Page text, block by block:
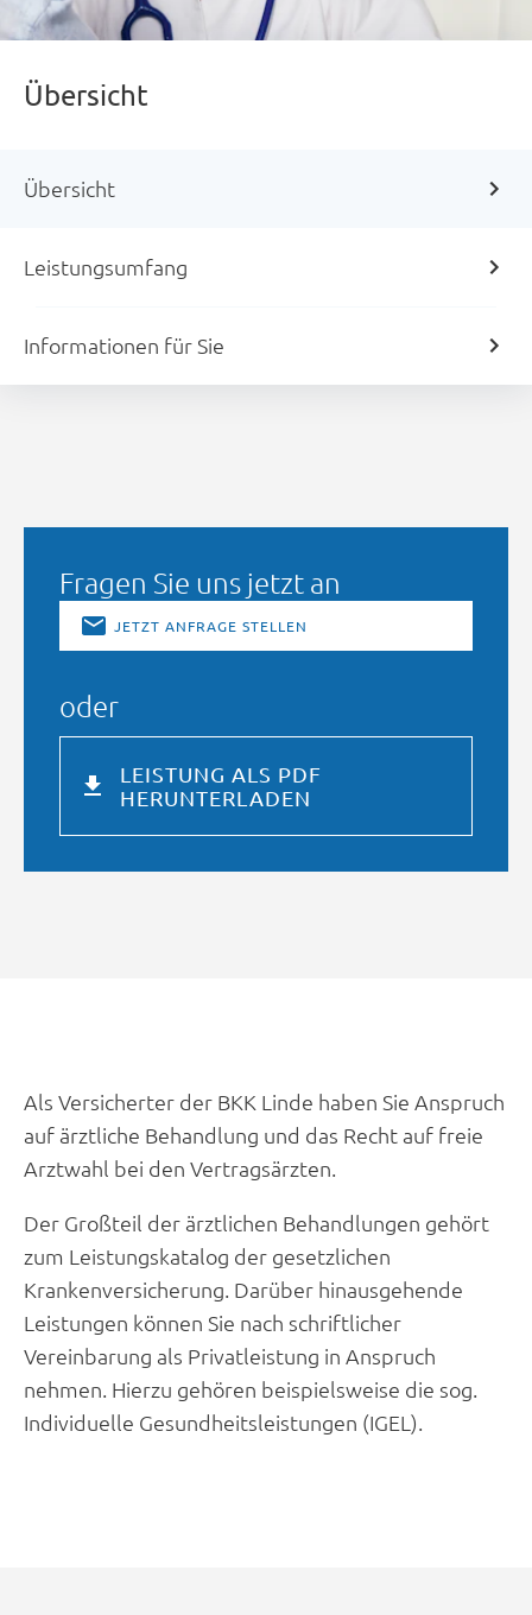
Übersicht
Übersicht
Leistungsumfang
Informationen für Sie
Fragen Sie uns jetzt an
JETZT ANFRAGE STELLEN
oder
LEISTUNG ALS PDF
HERUNTERLADEN
Als Versicherter der BKK Linde haben Sie Anspruch
auf ärztliche Behandlung und das Recht auf freie
Arztwahl bei den Vertragsärzten.
Der Großteil der ärztlichen Behandlungen gehört
zum Leistungskatalog der gesetzlichen
Krankenversicherung. Darüber hinausgehende
Leistungen können Sie nach schriftlicher
Vereinbarung als Privatleistung in Anspruch
nehmen. Hierzu gehören beispielsweise die sog.
Individuelle Gesundheitsleistungen (IGEL).